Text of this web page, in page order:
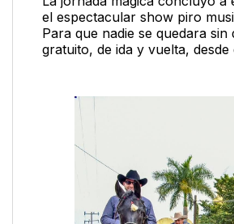
el espectacular show piro
Para que nadie se quedara
gratuito, de ida y vuelta,